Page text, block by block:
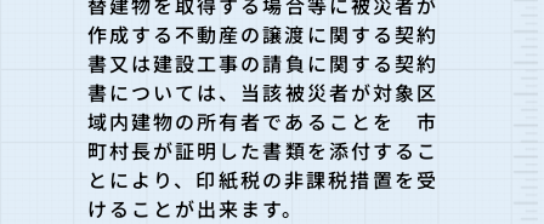
作成する不動産の譲渡に関する契約
書又は建設工事の請負に関する契約
書については、当該被災者が対象区
域内建物の所有者であることを 市
町村長が証明した書類を添付するこ
とにより、印紙税の非課税措置を受
けることが出来ます。